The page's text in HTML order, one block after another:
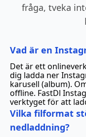
fråga, tveka
Vad är en
Det är ett
dig ladda ner
karusell (album).
offline. FastDl
verktyget för att
Vilka filformat
nedladdning?